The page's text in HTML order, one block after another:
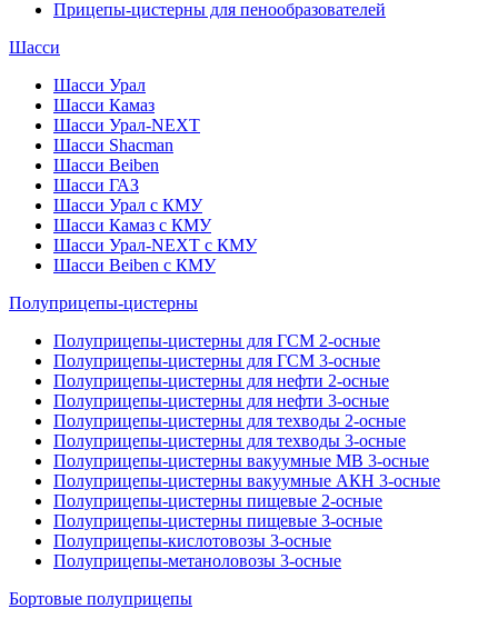
Прицепы-цистерны для пенообразователей
Шасси
Шасси Урал
Шасси Камаз
Шасси Урал-NEXT
Шасси Shacman
Шасси Beiben
Шасси ГАЗ
Шасси Урал с КМУ
Шасси Камаз с КМУ
Шасси Урал-NEXT с КМУ
Шасси Beiben с КМУ
Полуприцепы-цистерны
Полуприцепы-цистерны для ГСМ 2-осные
Полуприцепы-цистерны для ГСМ 3-осные
Полуприцепы-цистерны для нефти 2-осные
Полуприцепы-цистерны для нефти 3-осные
Полуприцепы-цистерны для техводы 2-осные
Полуприцепы-цистерны для техводы 3-осные
Полуприцепы-цистерны вакуумные МВ 3-осные
Полуприцепы-цистерны вакуумные АКН 3-осные
Полуприцепы-цистерны пищевые 2-осные
Полуприцепы-цистерны пищевые 3-осные
Полуприцепы-кислотовозы 3-осные
Полуприцепы-метаноловозы 3-осные
Бортовые полуприцепы